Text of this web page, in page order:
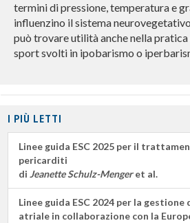
termini di pressione, temperatura e
influenzino il sistema
può trovare utilità anche nella
sport svolti in ipobarismo o
I PIÙ LETTI
Linee guida ESC 2025 per il
pericarditi
di Jeanette Schulz-Mengeret al.
Linee guida ESC 2024 per la
atriale in collaborazione con la